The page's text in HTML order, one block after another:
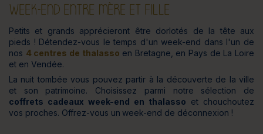
WEEK-END ENTRE MÈRE ET FILLE
Petits et grands apprécieront être dorlotés de la tête aux
pieds ! Détendez-vous le temps d'un week-end dans l'un de
nos 4 centres de thalasso en Bretagne, en Pays de La Loire
et en Vendée.
La nuit tombée vous pouvez partir à la découverte de la ville
et son patrimoine. Choisissez parmi notre sélection de
coffrets cadeaux week-end en thalasso et chouchoutez
vos proches. Offrez-vous un week-end de déconnexion !